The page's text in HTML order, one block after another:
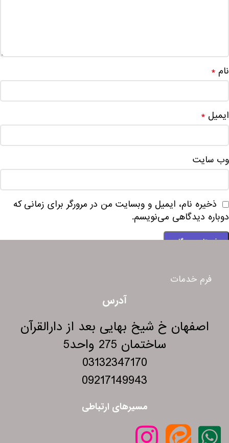
نام *
ایمیل *
وب‌ سایت
ذخیره نام، ایمیل و وبسایت من در مرورگر برای زمانی که
دوباره دیدگاهی می‌نویسم.
فرم خدمات
آدرس
اصفهان خ شیخ بهایی بعد از دارالقرآن
ساختمان 275 واحد5
03132347170
09217149943
مسیرهای ارتباطی